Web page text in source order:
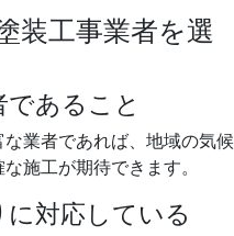
装工事業者を選
あること
業者であれば、地域の気候
施工が期待できます。
対応している